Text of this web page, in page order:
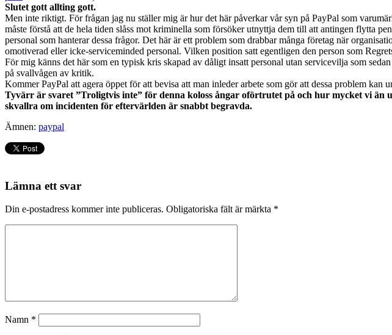
Slutet gott allting gott.
Men inte riktigt. För frågan jag nu ställer mig är hur det här påverkar vår syn på PayPal som
måste förstå att de hela tiden slåss mot kriminella som försöker utnyttja dem till att antingen flytta
personal som hanterar dessa frågor. Det här är ett problem som drabbar många företag när
omotiverad eller icke-serviceminded personal. Vilken position satt egentligen den person som
För mig känns det här som en typisk kris skapad av dåligt insatt personal utan servicevilja som
på svallvågen av kritik.
Kommer PayPal att agera öppet för att bevisa att man inleder arbete som gör att dessa problem
Tyvärr är svaret ”Troligtvis inte” för denna koloss ångar oförtrutet på och hur mycket vi
skvallra om incidenten för eftervärlden är snabbt begravda.
Ämnen: paypal
Lämna ett svar
Din e-postadress kommer inte publiceras. Obligatoriska fält är märkta *
Namn *